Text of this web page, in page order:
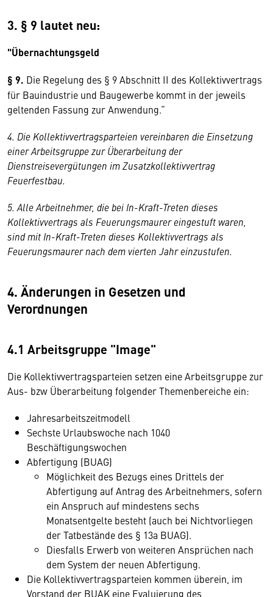
3. § 9 lautet neu:
"Übernachtungsgeld
§ 9. Die Regelung des § 9 Abschnitt II des Kollektivvertrags
für Bauindustrie und Baugewerbe kommt in der jeweils
geltenden Fassung zur Anwendung.“
4. Die Kollektivvertragsparteien vereinbaren die Einsetzung
einer Arbeitsgruppe zur Überarbeitung der
Dienstreisevergütungen im Zusatzkollektivvertrag
Feuerfestbau.
5. Alle Arbeitnehmer, die bei In-Kraft-Treten dieses
Kollektivvertrags als Feuerungsmaurer eingestuft waren,
sind mit In-Kraft-Treten dieses Kollektivvertrags als
Feuerungsmaurer nach dem vierten Jahr einzustufen.
4. Änderungen in Gesetzen und
Verordnungen
4.1 Arbeitsgruppe "Image"
Die Kollektivvertragsparteien setzen eine Arbeitsgruppe zur
Aus- bzw Überarbeitung folgender Themenbereiche ein:
Jahresarbeitszeitmodell
Sechste Urlaubswoche nach 1040
Beschäftigungswochen
Abfertigung (BUAG)
Möglichkeit des Bezugs eines Drittels der
Abfertigung auf Antrag des Arbeitnehmers, sofern
ein Anspruch auf mindestens sechs
Monatsentgelte besteht (auch bei Nichtvorliegen
der Tatbestände des § 13a BUAG).
Diesfalls Erwerb von weiteren Ansprüchen nach
dem System der neuen Abfertigung.
Die Kollektivvertragsparteien kommen überein, im
Vorstand der BUAK eine Evaluierung des